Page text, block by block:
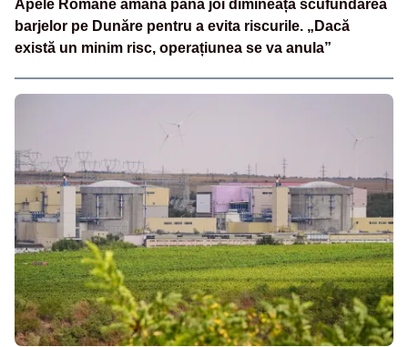
Apele Române amâna până joi dimineață scufundarea
barjelor pe Dunăre pentru a evita riscurile. „Dacă
există un minim risc, operațiunea se va anula”